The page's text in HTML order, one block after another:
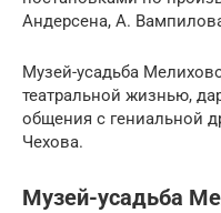
Андерсена, А.
Музей-усадьба
театральной жизнью,
общения с гениальной
Чехова.
Музей-усадьба